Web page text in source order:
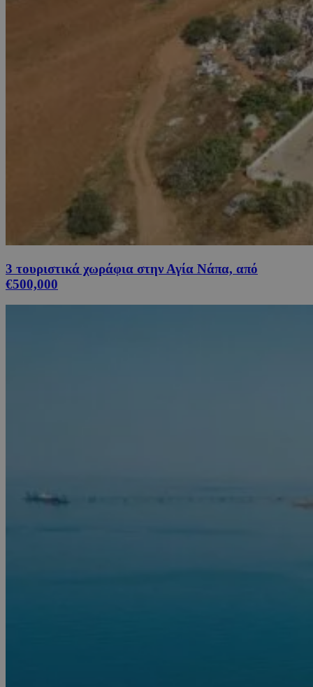
3 τουριστικά χωράφια στην Αγία Νάπα, από
€500,000